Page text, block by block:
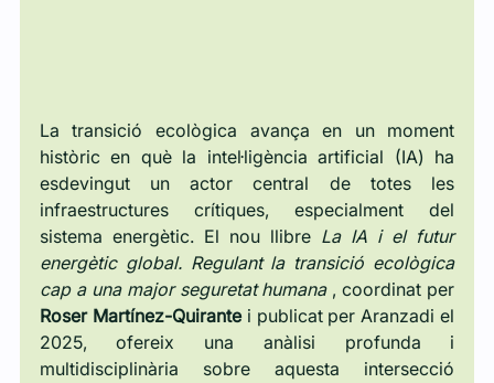
La transició ecològica avança en un moment
històric en què la intel·ligència artificial (IA) ha
esdevingut un actor central de totes les
infraestructures crítiques, especialment del
sistema energètic. El nou llibre La IA i el futur
energètic global. Regulant la transició ecològica
cap a una major seguretat humana
Roser Martínez-Quirante i publicat per Aranzadi el
2025, ofereix una anàlisi profunda i
multidisciplinària sobre aquesta intersecció